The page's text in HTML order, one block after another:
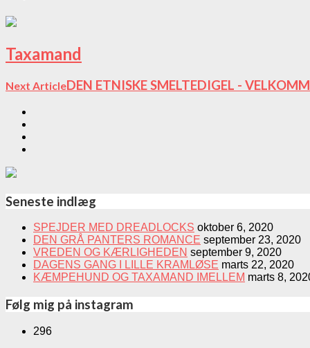
Taxamand
Next ArticleDEN ETNISKE SMELTEDIGEL -
Seneste indlæg
SPEJDER MED DREADLOCKS oktober 6, 2020
DEN GRÅ PANTERS ROMANCE september 23, 2020
VREDEN OG KÆRLIGHEDEN september 9, 2020
DAGENS GANG I LILLE KRAMLØSE marts 22, 2020
KÆMPEHUND OG TAXAMAND IMELLEM marts 8,
Følg mig på instagram
296